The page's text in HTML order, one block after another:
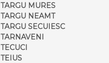
TARGU MURES
TARGU NEAMT
TARGU SECUIESC
TARNAVENI
TECUCI
TEIUS